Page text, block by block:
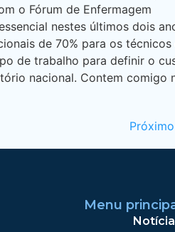
o Fórum de Enfermagem
nestes últimos dois
de 70% para os técnicos
de trabalho para definir o
nacional. Contem comigo
Próximo
Menu